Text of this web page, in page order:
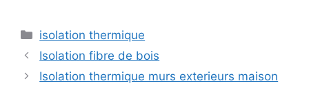
Catégories
isolation thermique
Isolation fibre de bois
Isolation thermique murs exterieurs maison